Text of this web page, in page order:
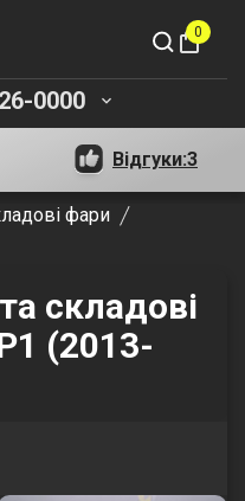
shopping_bag
0
0000 keyboard_arrow_down
Відгуки:3
фари
складові
(2013-